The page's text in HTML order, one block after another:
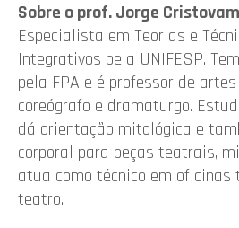
Sobre o prof. Jorge
Especialista em Teorias e
Integrativos pela UNIFESP.
pela FPA e é professor de
coreógrafo e dramaturgo.
dá orientação mitológica e
corporal para peças teatrais,
atua como técnico em oficinas
teatro.